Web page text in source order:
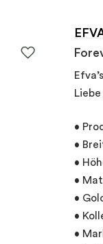
•
•
•
•
•
•
•